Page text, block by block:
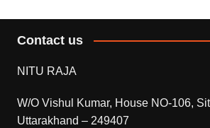
Contact us
NITU RAJA
W/O Vishul Kumar, House NO-106,
Uttarakhand – 249407